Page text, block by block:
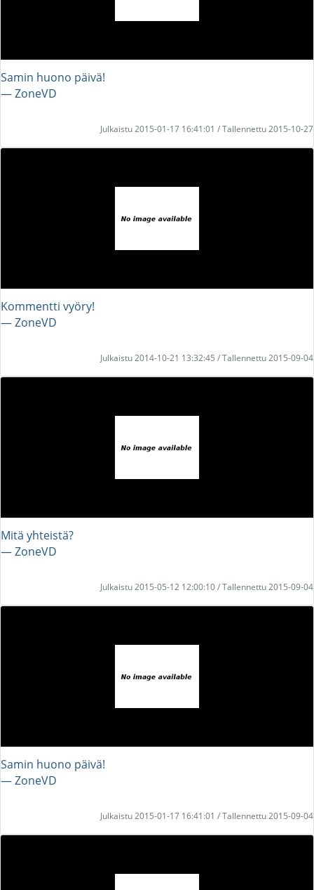
Samin huono päivä!
― ZoneVD
Julkaistu 2015-01-17 16:41:01 / Tallennettu 2015-10-27
Kommentti vyöry!
― ZoneVD
Julkaistu 2014-10-21 13:32:45 / Tallennettu 2015-09-04
Mitä yhteistä?
― ZoneVD
Julkaistu 2015-05-12 12:00:10 / Tallennettu 2015-09-04
Samin huono päivä!
― ZoneVD
Julkaistu 2015-01-17 16:41:01 / Tallennettu 2015-09-04